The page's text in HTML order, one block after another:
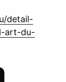
detail-
art-du-